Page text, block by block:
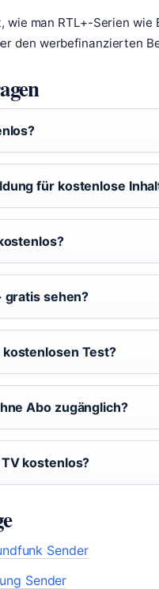
wie man RTL+-Serien wie
den werbefinanzierten
für kostenlose
gratis sehen?
Test?
Abo zugänglich?
kostenlos?
Sender
Sender